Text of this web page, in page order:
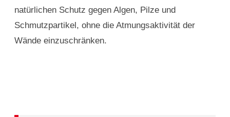
natürlichen Schutz gegen Algen, Pilze und
Schmutzpartikel, ohne die Atmungsaktivität der
Wände einzuschränken.